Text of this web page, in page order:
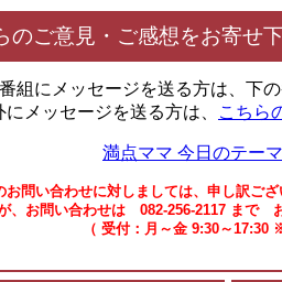
のご意見・ご感想をお寄せ
番組にメッセージを送る方は、下
メッセージを送る方は、
こちら
満点ママ 今日のテー
お問い合わせに対しましては、申し訳ご
、お問い合わせは 082-256-2117 まで
（ 受付：月～金 9:30～17:30